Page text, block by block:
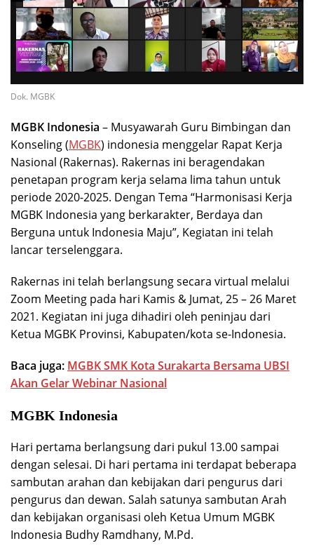
Dok. MGBK
MGBK Indonesia – Musyawarah Guru Bimbingan dan
Konseling (MGBK) indonesia menggelar Rapat Kerja
Nasional (Rakernas). Rakernas ini beragendakan
penetapan program kerja selama lima tahun untuk
periode 2020-2025. Dengan Tema “Harmonisasi Kerja
MGBK Indonesia yang berkarakter, Berdaya dan
Berguna untuk Indonesia Maju”, Kegiatan ini telah
lancar terselenggara.
Rakernas ini telah berlangsung secara virtual melalui
Zoom Meeting pada hari Kamis & Jumat, 25 – 26 Maret
2021. Kegiatan ini juga dihadiri oleh peninjau dari
Ketua MGBK Provinsi, Kabupaten/kota se-Indonesia.
Baca juga: MGBK SMK Kota Surakarta Bersama UBSI
Akan Gelar Webinar Nasional
MGBK Indonesia
Hari pertama berlangsung dari pukul 13.00 sampai
dengan selesai. Di hari pertama ini terdapat beberapa
sambutan arahan dan kebijakan dari pengurus dari
pengurus dan dewan. Salah satunya sambutan Arah
dan kebijakan organisasi oleh Ketua Umum MGBK
Indonesia Budhy Ramdhany, M.Pd.